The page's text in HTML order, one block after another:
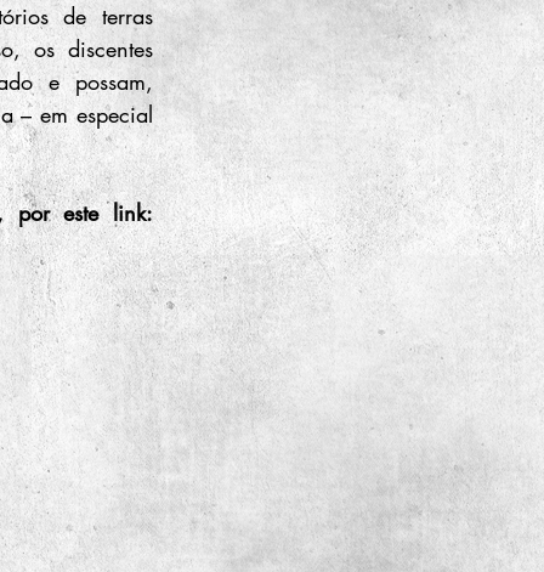
de terras
os discentes
e possam,
– em especial
As inscrições são gratuitas e estão abertas de 06/04/23 a 14/04/23, por este link: